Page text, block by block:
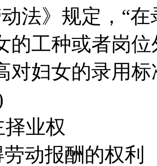
法》规定，“
的工种或者岗
对妇女的录用
主择业权
劳动报酬的